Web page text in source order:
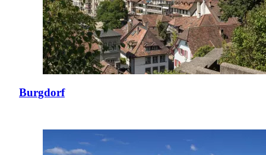
Burgdorf